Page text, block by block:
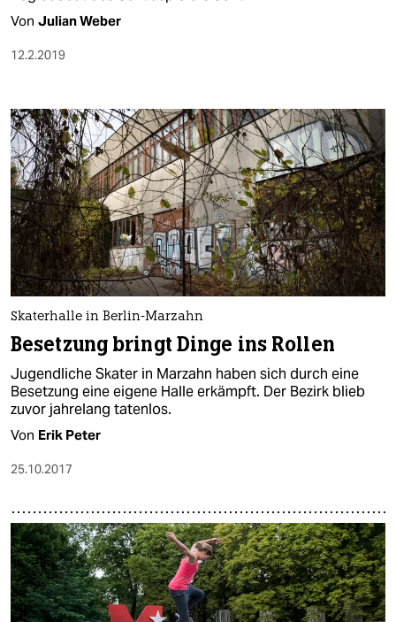
Von Julian Weber
12.2.2019
Skaterhalle in Berlin-Marzahn
Besetzung bringt Dinge ins Rollen
Jugendliche Skater in Marzahn haben sich durch eine
Besetzung eine eigene Halle erkämpft. Der Bezirk blieb
zuvor jahrelang tatenlos.
Von Erik Peter
25.10.2017